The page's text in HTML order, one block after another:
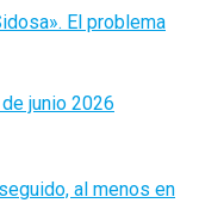
El problema
junio 2026
al menos en